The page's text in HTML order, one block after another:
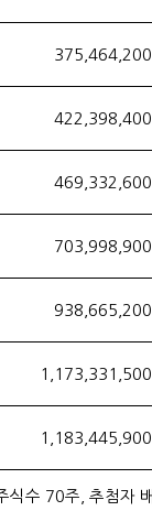
375,464,200
422,398,400
469,332,600
703,998,900
938,665,200
1,173,331,500
1,183,445,900
식수 70주, 추첨자